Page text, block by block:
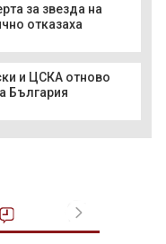
за звезда на
отказаха
и ЦСКА отново
България